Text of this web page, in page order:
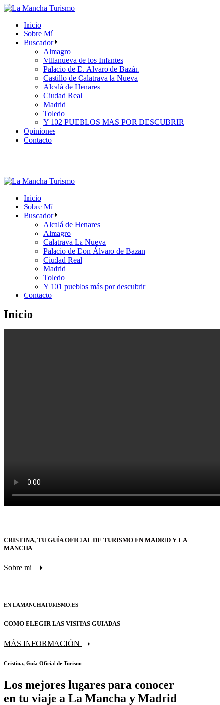
Skip
content
Inicio
Sobre Mí
Buscador
Almagro
Villanueva de los Infantes
Palacio de D. Alvaro de Bazán
Castillo de Calatrava la Nueva
Alcalá de Henares
Ciudad Real
Madrid
Toledo
Y 102 PUEBLOS MAS POR DESCUBRIR
Opiniones
Contacto
Inicio
Sobre Mí
Buscador
Alcalá de Henares
Almagro
Calatrava La Nueva
Palacio de Don Álvaro de Bazan
Ciudad Real
Madrid
Toledo
Y 101 pueblos más por descubrir
Contacto
Inicio
CRISTINA, TU GUÍA OFICIAL DE TURISMO EN MADRID Y LA
MANCHA
Sobre mi
EN LAMANCHATURISMO.ES
COMO ELEGIR LAS VISITAS GUIADAS
MÁS INFORMACIÓN
Cristina, Guía Oficial de Turismo
Los mejores lugares para conocer
en tu viaje a La Mancha y Madrid